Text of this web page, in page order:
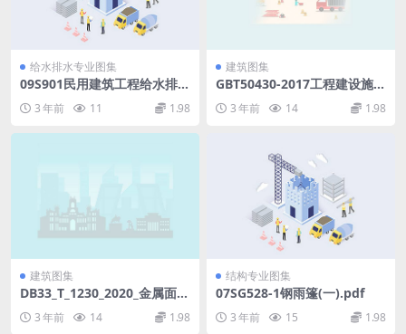
给水排水专业图集
09S901民用建筑工程给水排水
3 年前 11 1.98
建筑图集
GBT50430-2017工程建设施工
3 年前 14 1.98
建筑图集
DB33_T_1230_2020_金属面板
用技术规程.pdf
3 年前 14 1.98
结构专业图集
07SG528-1钢雨篷(一).pdf
3 年前 15 1.98